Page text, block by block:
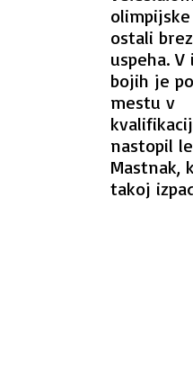
ostali
uspeha.
bojih je
mestu v
nastopil
Mastnak,
takoj